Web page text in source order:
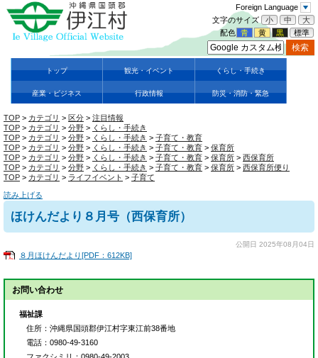
Foreign Language
文字のサイズ
小 中
大
配色 青 黄 黒 標準
トップ 観光・イベント くらし・手続き
産業・ビジネス 行政情報 防災・消防・緊急
TOP > カテゴリ > 区分 > 注目情報
TOP > カテゴリ > 分野 > くらし・手続き
TOP > カテゴリ > 分野 > くらし・手続き > 子育て・教育
TOP > カテゴリ > 分野 > くらし・手続き > 子育て・教育 > 保育所
TOP > カテゴリ > 分野 > くらし・手続き > 子育て・教育 > 保育所 > 西保育所
TOP > カテゴリ > 分野 > くらし・手続き > 子育て・教育 > 保育所 > 西保育所便り
TOP > カテゴリ > ライフイベント > 子育て
読み上げる
ほけんだより８月号（西保育所）
公開日 2025年08月04日
８月ほけんだより[PDF：612KB]
お問い合わせ
福祉課
住所 ：沖縄県国頭郡伊江村字東江前38番地
電話 ：0980-49-3160